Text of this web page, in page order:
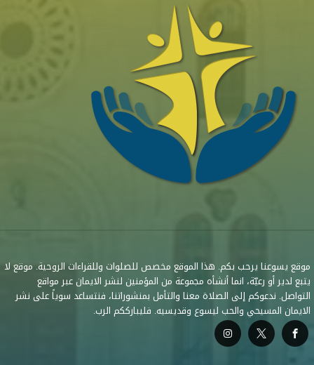
موقع يسوعنا يرحب بكم. هذا الموقع مخصص للصلوات وللقراءات الروحية. موقع لا
يتبع لدير أو رعيّة، انما أنشأه مجموعة من المؤمنين لنشر الايمان عبر مواقع
التواصل. ندعوكم إلى الصلاة معنا والتأمل بمنشوراتنا، فنتساعد سوياً على نشر
الايمان المسيحي والحب ليسوع وقديسيه. فليبارككم الرب.